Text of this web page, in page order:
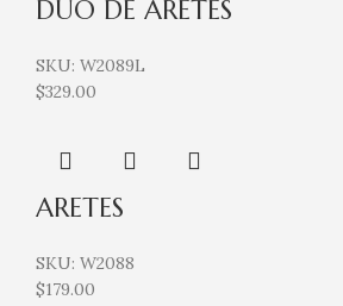
DÚO DE ARETES
SKU: W2089L
$329.00
ARETES
SKU: W2088
$179.00